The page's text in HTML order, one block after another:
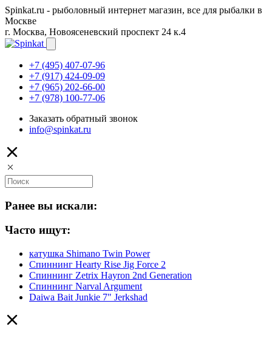
Spinkat.ru - рыболовный интернет магазин, все для рыбалки в
Москве
г. Москва, Новоясеневский проспект 24 к.4
+7 (495) 407-07-96
+7 (917) 424-09-09
+7 (965) 202-66-00
+7 (978) 100-77-06
Заказать обратный звонок
info@spinkat.ru
Ранее вы искали:
Часто ищут:
катушка Shimano Twin Power
Спиннинг Hearty Rise Jig Force 2
Спиннинг Zetrix Hayron 2nd Generation
Спиннинг Narval Argument
Daiwa Bait Junkie 7" Jerkshad